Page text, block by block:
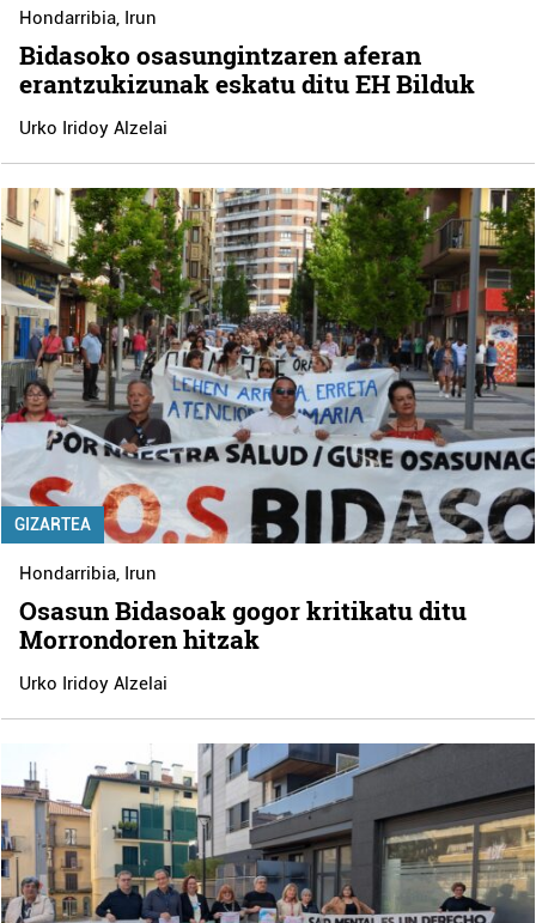
Hondarribia, Irun
Bidasoko osasungintzaren aferan
erantzukizunak eskatu ditu EH Bilduk
Urko Iridoy Alzelai
GIZARTEA
Hondarribia, Irun
Osasun Bidasoak gogor kritikatu ditu
Morrondoren hitzak
Urko Iridoy Alzelai